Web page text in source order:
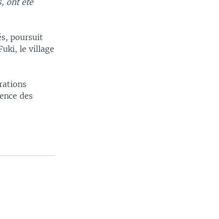
ont été
poursuit
le village
des